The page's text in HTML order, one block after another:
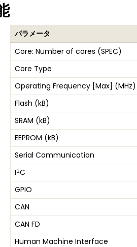
パラメータ
Core: Number of cores (SPEC)
Core Type
Operating Frequency [Max] (MHz)
Flash (kB)
SRAM (kB)
EEPROM (kB)
Serial Communication
I2C
GPIO
CAN
CAN FD
Human Machine Interface